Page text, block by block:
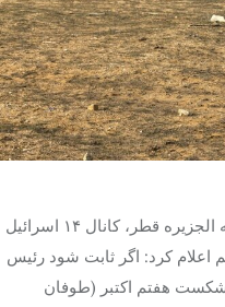
به گزارش خبرگزاری مهر به نقل از شبکه الجزیره قطر، کانال ۱۴ اسرائیل
اعلام کرد: اگر ثابت شود رئیس
هفتم اکتبر (طوفان